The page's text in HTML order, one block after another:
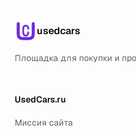
usedcars
Площадка для покупки и
UsedCars.ru
Миссия сайта